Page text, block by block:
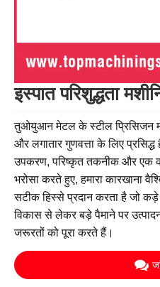
इस्पात परिशुद्धता
तुओयुआन मेटल के स्टील प्रिसिजन
और लगातार गुणवत्ता के लिए
उपकरण, परिष्कृत तकनीक और एक
भरोसा करते हुए, हमारा कारखाना
सटीक हिस्से प्रदान करता है जो कड़े
विकास से लेकर बड़े पैमाने पर
जरूरतों को पूरा करते हैं।